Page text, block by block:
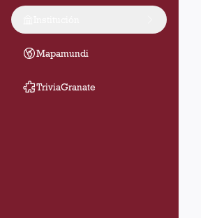
Mapamundi
TriviaGranate